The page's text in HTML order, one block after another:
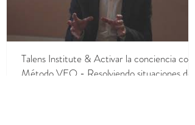
Talens Institute & Activar la conciencia con el
Método VEO - Resolviendo situaciones de